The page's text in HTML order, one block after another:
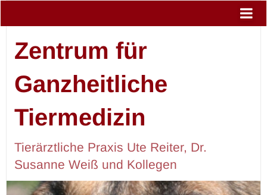
Zentrum für
Ganzheitliche
Tiermedizin
Tierärztliche Praxis Ute Reiter, Dr.
Susanne Weiß und Kollegen